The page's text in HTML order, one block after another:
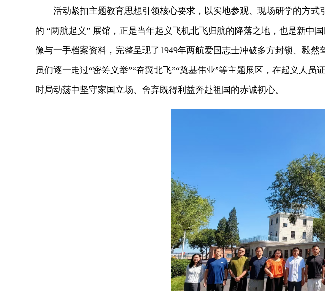
活动紧扣主题教育思想引领核心要求，以实地参观、现场研学的方式
的 “两航起义” 展馆，正是当年起义飞机北飞归航的降落之地，也是新中
像与一手档案资料，完整呈现了1949年两航爱国志士冲破多方封锁、毅
员们逐一走过“密筹义举”“奋翼北飞”“奠基伟业”等主题展区，在起义人
时局动荡中坚守家国立场、舍弃既得利益奔赴祖国的赤诚初心。